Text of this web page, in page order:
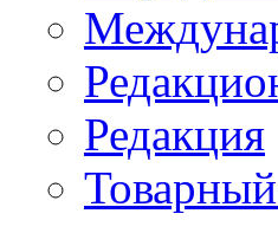
Редакция